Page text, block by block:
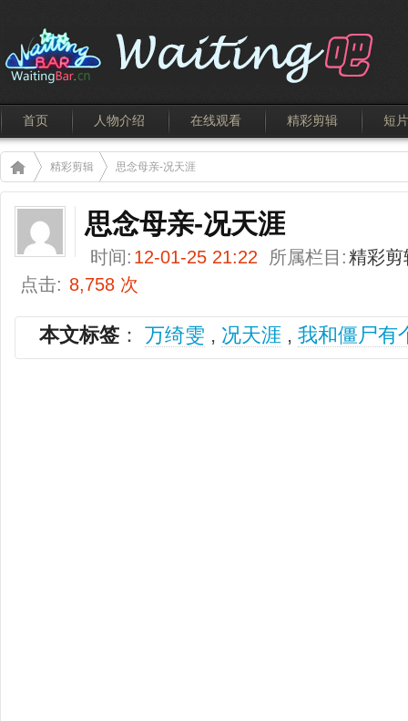
首页 人物介绍 在线观看 精彩剪辑 短片
精彩剪辑 思念母亲-况天涯
思念母亲-况天涯
时间: 12-01-25 21:22 所属栏目:精彩剪
点击: 8,758 次
本文标签 ： 万绮雯 , 况天涯 , 我和僵尸有